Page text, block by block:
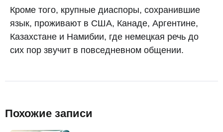
Кроме того, крупные диаспоры, сохранившие
язык, проживают в США, Канаде, Аргентине,
Казахстане и Намибии, где немецкая речь до
сих пор звучит в повседневном общении.
Похожие записи